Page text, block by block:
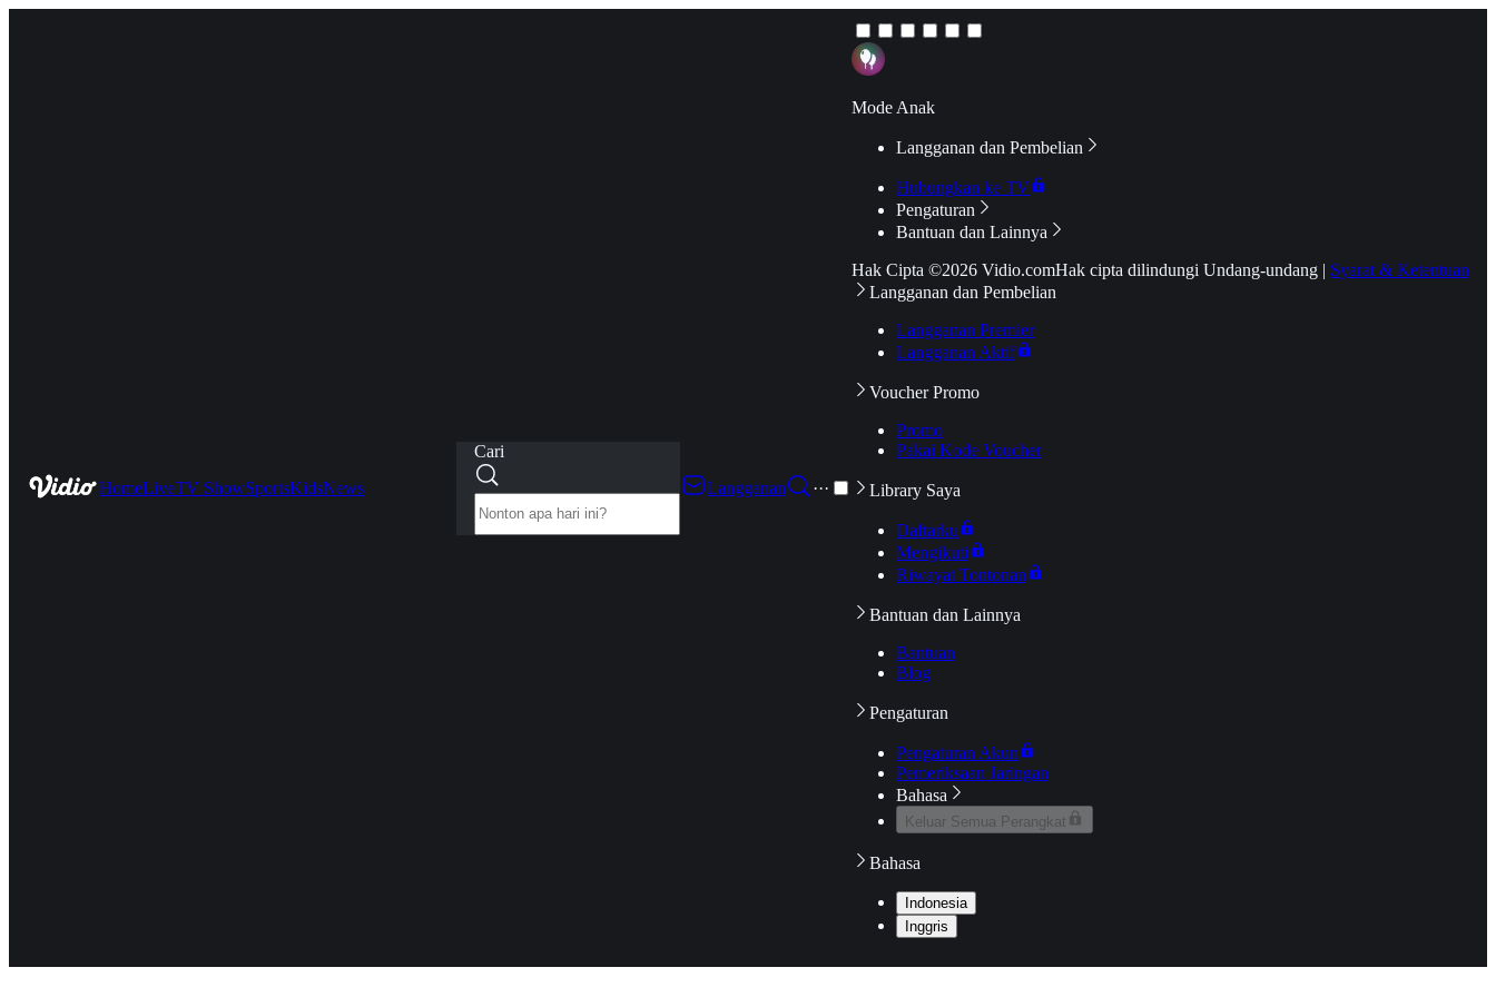
HomeLiveTV ShowSportsKidsNews
Cari
Langganan
···
Mode Anak
Langganan dan Pembelian
Hubungkan ke TV
Pengaturan
Bantuan dan Lainnya
Hak Cipta ©2026 Vidio.comHak cipta dilindungi Undang-undang | Syarat & Ketentuan
Langganan dan Pembelian
Langganan Premier
Langganan Aktif
Voucher Promo
Promo
Pakai Kode Voucher
Library Saya
Daftarku
Mengikuti
Riwayat Tontonan
Bantuan dan Lainnya
Bantuan
Blog
Pengaturan
Pengaturan Akun
Pemeriksaan Jaringan
Bahasa
Keluar Semua Perangkat
Bahasa
Indonesia
Inggris